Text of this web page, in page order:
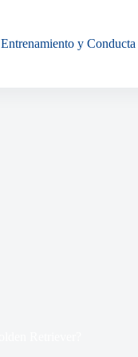
Entrenamiento y Conducta